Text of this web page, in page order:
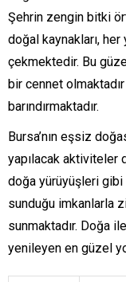
Şehrin zengin bitki
doğal kaynakları,
çekmektedir. Bu
bir cennet
barındırmaktadır.
Bursa’nın eşsiz
yapılacak aktiviteler
doğa yürüyüşleri
sunduğu imkanlarla
sunmaktadır. Doğa
yenileyen en güzel